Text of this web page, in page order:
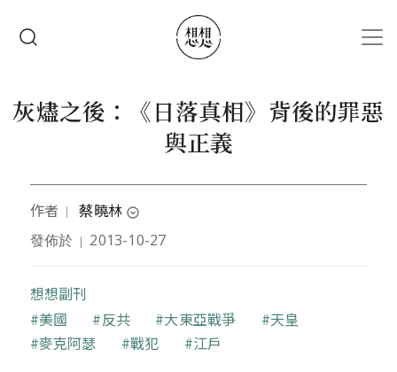
灰燼之後：《日落真相》背後的罪惡
與正義
作者 ｜ 蔡曉林 expand_circle_down
作者目前就讀台灣大學外國語文學系，雙主修社會學
自己的土地以及她周遭的國家。
發佈於 ｜ 2013-10-27
想想副刊
關鍵字
美國 反共 大東亞戰爭
天皇
麥克阿瑟
戰犯 江戶